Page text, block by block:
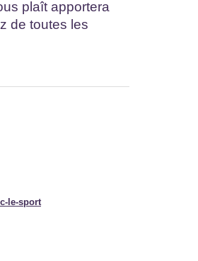
plaît apportera
de toutes les
le-sport